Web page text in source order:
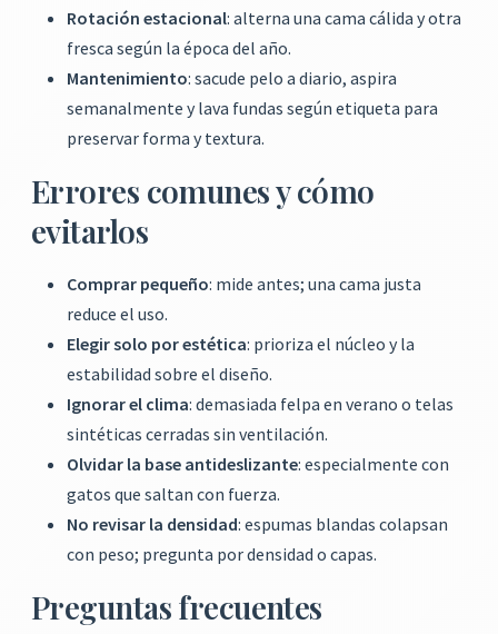
Rotación estacional: alterna una cama cálida y otra
fresca según la época del año.
Mantenimiento: sacude pelo a diario, aspira
semanalmente y lava fundas según etiqueta para
preservar forma y textura.
Errores comunes y cómo
evitarlos
Comprar pequeño: mide antes; una cama justa
reduce el uso.
Elegir solo por estética: prioriza el núcleo y la
estabilidad sobre el diseño.
Ignorar el clima: demasiada felpa en verano o telas
sintéticas cerradas sin ventilación.
Olvidar la base antideslizante: especialmente con
gatos que saltan con fuerza.
No revisar la densidad: espumas blandas colapsan
con peso; pregunta por densidad o capas.
Preguntas frecuentes